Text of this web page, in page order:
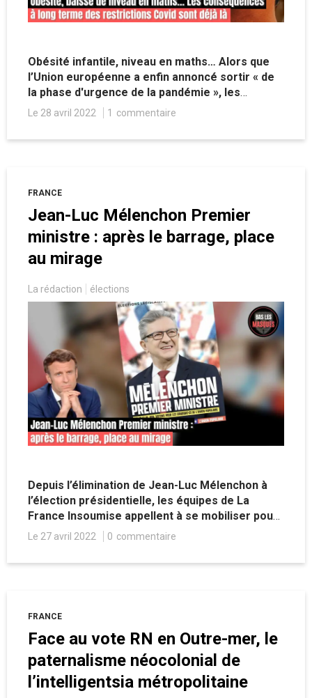
Obésité infantile, niveau en maths… Alors que
l’Union européenne a enfin annoncé sortir « de
la phase d'urgence de la pandémie », les
conséquences à long terme de l’hystérie
Le 28 avril 2022 1 commentaire
FRANCE
Jean-Luc Mélenchon Premier
ministre : après le barrage, place
au mirage
La rédaction élections
Depuis l’élimination de Jean-Luc Mélenchon à
l’élection présidentielle, les équipes de La
France Insoumise appellent à se mobiliser pour
les législatives en vue d’imposer une
promesse en trompe l’œil qui semble surtout
Le 27 avril 2022 0 commentaire
FRANCE
Face au vote RN en Outre-mer, le
paternalisme néocolonial de
l’intelligentsia métropolitaine